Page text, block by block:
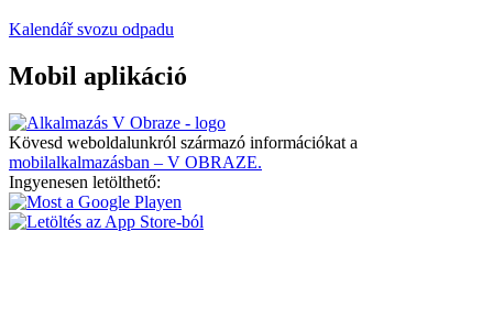
Kalendář svozu odpadu
Mobil aplikáció
Kövesd weboldalunkról származó információkat a
mobilalkalmazásban – V OBRAZE.
Ingyenesen letölthető: